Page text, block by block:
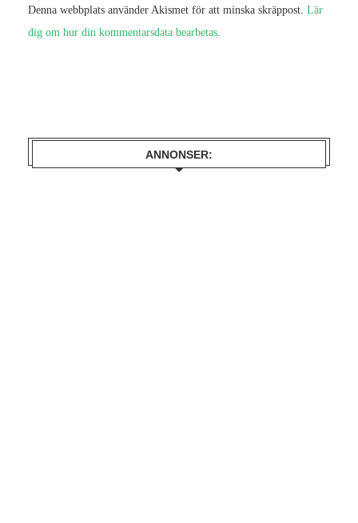
Denna webbplats använder Akismet för att minska skräppost. Lär
dig om hur din kommentarsdata bearbetas
ANNONSER: